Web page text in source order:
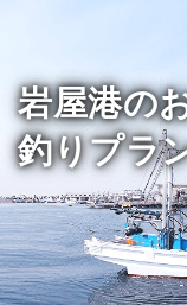
岩屋港の
釣りプラ